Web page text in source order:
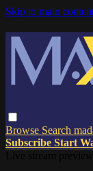
Skip to main
Browse Search
Subscribe Start